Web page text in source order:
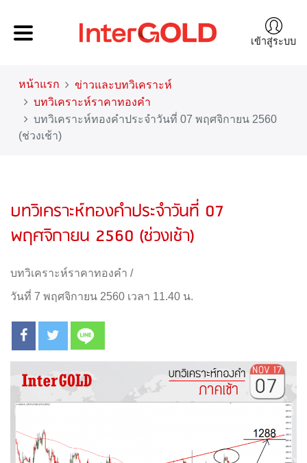
เข้าสู่ระบบ
หน้าแรก
ข่าวและบทวิเคราะห์
บทวิเคราะห์ราคาทองคำ
บทวิเคราะห์ทองคำประจำวันที่ 07 พฤศจิกายน 2560
(ช่วงเช้า)
บทวิเคราะห์ทองคำประจำวันที่ 07
พฤศจิกายน 2560 (ช่วงเช้า)
บทวิเคราะห์ราคาทองคำ /
วันที่ 7 พฤศจิกายน 2560 เวลา 11.40 น.